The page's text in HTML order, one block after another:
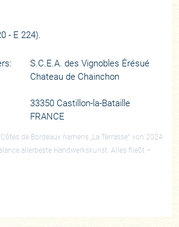
- E 224).
S.C.E.A. des Vignobles Érésué
Chateau de Chainchon
33350 Castillon-la-Bataille
FRANCE
de Bordeaux namens „La Terrasse“ von 2024
allerbeste Handwerkskunst. Alles fließt –